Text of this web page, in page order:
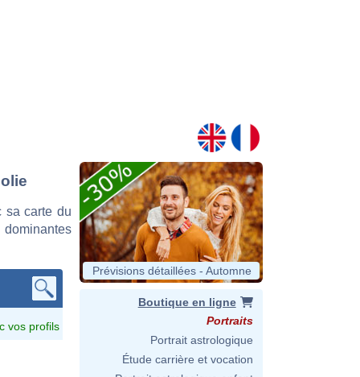
sa carte du
vos profils
Prévisions détaillées - Automne
Boutique en ligne
Portraits
Portrait astrologique
Étude carrière et vocation